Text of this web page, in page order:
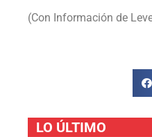
(Con Información de
LO ÚLTIMO